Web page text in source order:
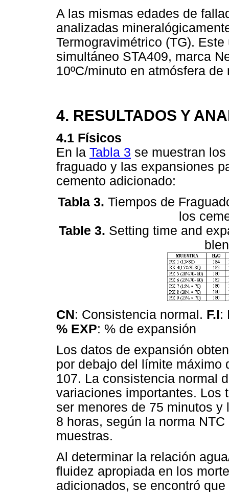
A las mismas edades de
analizadas
Termogravimétrico (TG).
simultáneo STA409, marca
10ºC/minuto en atmósfera de
4. RESULTADOS Y
4.1 Físicos
En la Tabla 3 se muestran
fraguado y las expansiones
cemento adicionado:
Tabla 3. Tiempos de
los
Table 3. Setting time and
CN: Consistencia normal. F.I:
% EXP: % de expansión
Los datos de expansión
por debajo del límite máximo
107. La consistencia normal
variaciones importantes. Los
ser menores de 75 minutos
8 horas, según la norma
muestras.
Al determinar la relación
fluidez apropiada en los
adicionados, se encontró